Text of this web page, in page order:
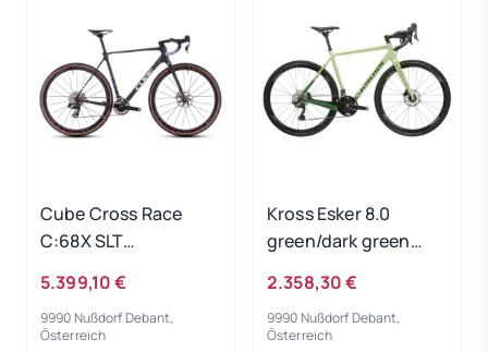
Cube Cross Race
C:68X SLT
2025 - RH 58 cm
5.399,10 €
9990 Nußdorf Debant,
Österreich
Kross Esker 8.0
green/dark green
2.358,30 €
9990 Nußdorf Debant,
Österreich